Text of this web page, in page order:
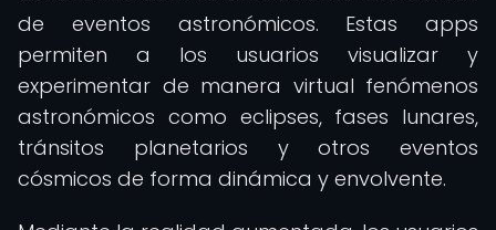
de eventos astronómicos. Estas apps
permiten a los usuarios visualizar y
experimentar de manera virtual fenómenos
astronómicos como eclipses, fases lunares,
tránsitos planetarios y otros eventos
cósmicos de forma dinámica y envolvente.